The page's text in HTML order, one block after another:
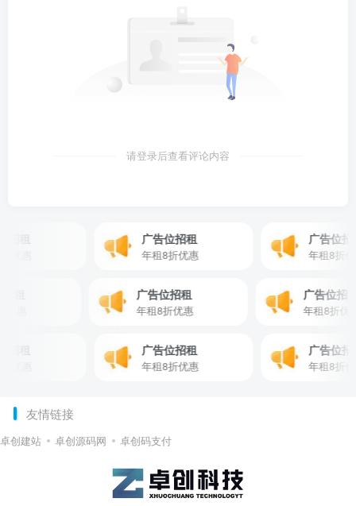
请登录后查看评论内容
广告位招租
年租8折优惠
广告位招租
年租8折优惠
广告位招租
年租8折优惠
广告位
年租8折
广告位招租
年租8折优惠
广告位招租
年租8折优惠
友情链接
卓创建站 卓创源码网 卓创码支付